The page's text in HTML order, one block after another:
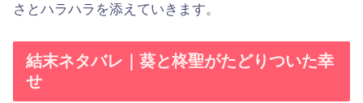
さとハラハラを添えていきます。
結末ネタバレ｜葵と柊聖がたどりついた幸
せ